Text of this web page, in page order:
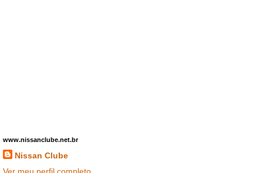
www.nissanclube.net.br
Nissan Clube